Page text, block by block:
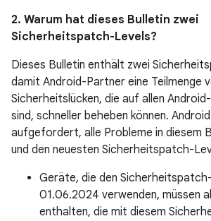
2. Warum hat dieses Bulletin zwei
Sicherheitspatch-Levels?
Dieses Bulletin enthält zwei
damit Android-Partner eine Teilmenge
Sicherheitslücken, die auf allen
sind, schneller beheben können.
aufgefordert, alle Probleme in diesem
und den neuesten Sicherheitspatch-
Geräte, die den
01.06.2024 verwenden, müssen
enthalten, die mit diesem